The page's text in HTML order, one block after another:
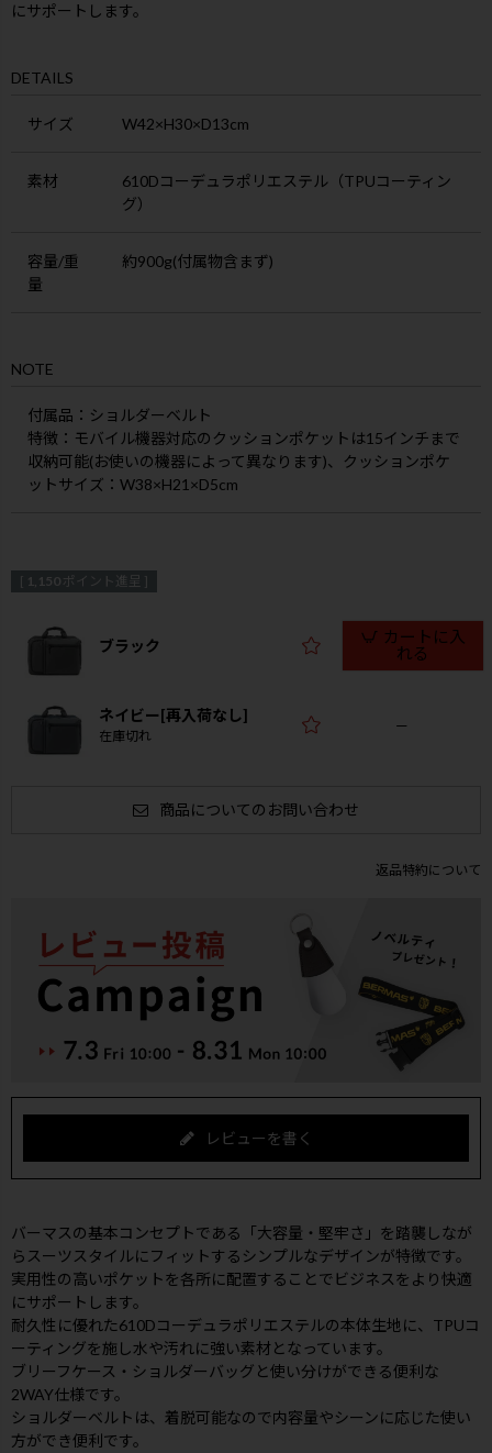
にサポートします。
DETAILS
サイズ W42×H30×D13cm
素材
610Dコーデュラポリエステル（TPUコーティン
グ）
容量/重
量
約900g(付属物含まず)
NOTE
付属品 ：ショルダーベルト
特徴：モバイル機器対応のクッションポケットは15インチまで
収納可能(お使いの機器によって異なります)、クッションポケ
ットサイズ：W38×H21×D5cm
[ 1,150 ポイント進呈 ]
ブラック
カートに入
れる
ネイビー[再入荷なし]
在庫切れ
—
商品についてのお問い合わせ
返品特約について
レビューを書く
バーマスの基本コンセプトである「大容量・堅牢さ」を踏襲しなが
らスーツスタイルにフィットするシンプルなデザインが特徴です。
実用性の高いポケットを各所に配置することでビジネスをより快適
にサポートします。
耐久性に優れた610Dコーデュラポリエステルの本体生地に、TPUコ
ーティングを施し水や汚れに強い素材となっています。
ブリーフケース・ショルダーバッグと使い分けができる便利な
2WAY仕様です。
ショルダーベルトは、着脱可能なので内容量やシーンに応じた使い
方ができ便利です。